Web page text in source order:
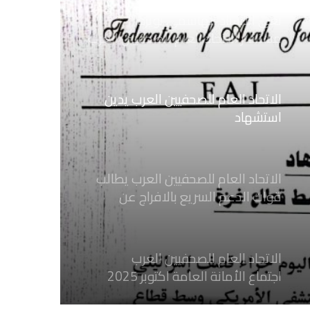
نعي الاستاذ الهاشمي نويرة
مستشار الاتحاد العام للصحفيين العرب
الاتحاد العام للصحفيين العرب يدين
استشهاد
ثلاثة صحفيين فلسطينيين باستهداف
الاتحاد العام للصحفيين العرب يطالب
قوات الدعم السريع بالافراج عن
الصحفيين السودانيين المعتقلين لديها
الاتحاد العام للصحفيين العرب
اجتماع الأمانة العامة اكتوبر 2025